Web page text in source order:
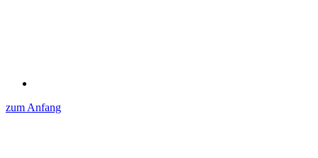
zum Anfang